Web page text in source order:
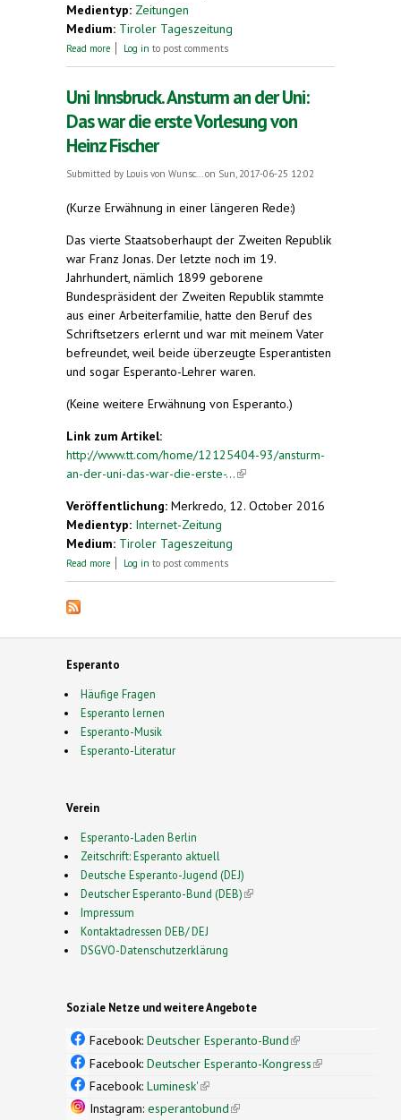
Medientyp: Zeitungen
Medium: Tiroler Tageszeitung
Read more about Kunst. Kulturkreis lässt Esperanto wieder
Log in to post comments
Uni Innsbruck. Ansturm an der Uni:
Das war die erste Vorlesung von
Heinz Fischer
Submitted by Louis von Wunsc... on Sun, 2017-06-25 12:02
(Kurze Erwähnung in einer längeren Rede:)
Das vierte Staatsoberhaupt der Zweiten Republik
war Franz Jonas. Der letzte noch im 19.
Jahrhundert, nämlich 1899 geborene
Bundespräsident der Zweiten Republik stammte
aus einer Arbeiterfamilie, hatte den Beruf des
Schriftsetzers erlernt und war mit meinem Vater
befreundet, weil beide überzeugte Esperantisten
und sogar Esperanto-Lehrer waren.
(Keine weitere Erwähnung von Esperanto.)
Link zum Artikel:
http://www.tt.com/home/12125404-93/ansturm-
an-der-uni-das-war-die-erste-...(link is external)
Veröffentlichung: Merkredo, 12. October 2016
Medientyp: Internet-Zeitung
Medium: Tiroler Tageszeitung
Read more about Uni Innsbruck. Ansturm an der Uni: Das war
Log in to post comments
Esperanto
Häufige Fragen
Esperanto lernen
Esperanto-Musik
Esperanto-Literatur
Verein
Esperanto-Laden Berlin
Zeitschrift: Esperanto aktuell
Deutsche Esperanto-Jugend (DEJ)
Deutscher Esperanto-Bund (DEB)(link is external)
Impressum
Kontaktadressen DEB/ DEJ
DSGVO-Datenschutzerklärung
Soziale Netze und weitere Angebote
Facebook: Deutscher Esperanto-Bund(link is
external)
Facebook: Deutscher Esperanto-Kongress(link is
Facebook: Luminesk'(link is external)
Instagram: esperantobund(link is external)